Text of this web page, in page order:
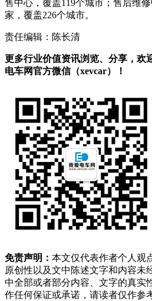
售中心，覆盖119个城市；售后维
家，覆盖226个城市。
责任编辑：陈长清
更多行业价值资讯浏览、分享，欢
电车网官方微信（xevcar）！
免责声明： 本文仅代表作者个人观
原创性以及文中陈述文字和内容未
中全部或者部分内容、文字的真实
作任何保证或承诺，请读者仅作参